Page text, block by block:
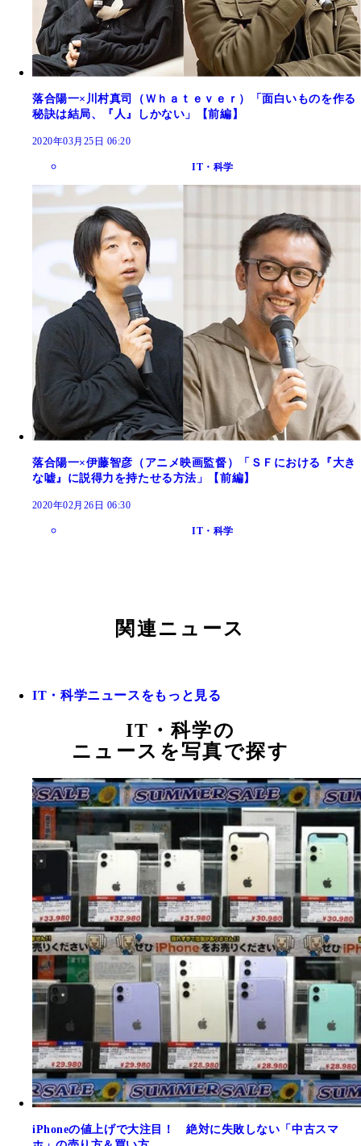
落合陽一×川村真司（Ｗｈａｔｅｖｅｒ）「面白いものを作る
秘訣は結局、『人』しかない」【前編】
2020年03月25日 06:20
IT・科学
落合陽一×伊藤智彦（アニメ映画監督）「ＳＦにおける『大き
な嘘』に説得力を持たせる方法」【前編】
2020年02月26日 06:30
IT・科学
関連ニュース
IT・科学ニュースをもっと見る
IT・科学の
ニュースを写真で探す
iPhoneの値上げで大注目！ 絶対に失敗しない「中古スマ